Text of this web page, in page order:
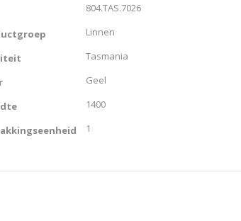
804.TAS.7026
Linnen
Tasmania
Geel
1400
1